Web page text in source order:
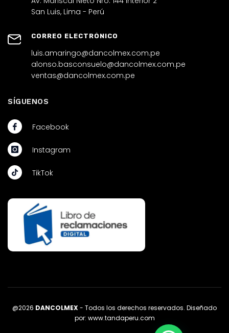
San Luis, Lima - Perú
CORREO ELECTRÓNICO
luis.amaringo@dancolmex.com.pe
alonso.basconsuelo@dancolmex.com.pe
ventas@dancolmex.com.pe
SÍGUENOS
Facebook
Instagram
TikTok
@2026 DANCOLMEX - Todos los derechos reservados. Diseñado
por: www.tandaperu.com